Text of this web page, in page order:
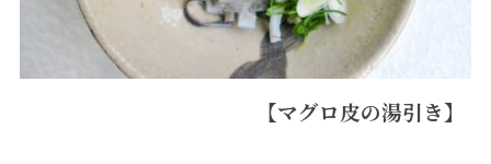
【マグロ皮の湯引き】